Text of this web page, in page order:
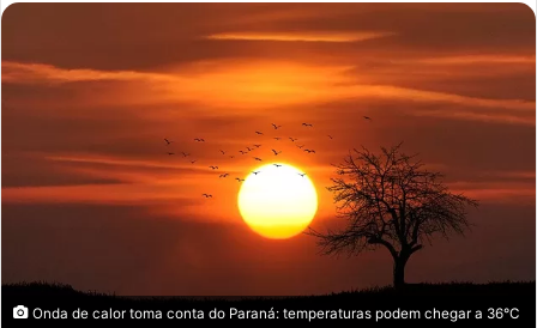
Onda de calor toma conta do Paraná: temperaturas podem chegar a 36°C